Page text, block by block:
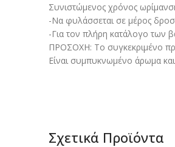
Συνιστώμενος χρόνος
-Να φυλάσσεται σε μέρος
-Για τον πλήρη κατάλογο των
ΠΡΟΣΟΧΗ: Το συγκεκριμένο
Είναι συμπυκνωμένο άρωμα και
Σχετικά Προϊόντα